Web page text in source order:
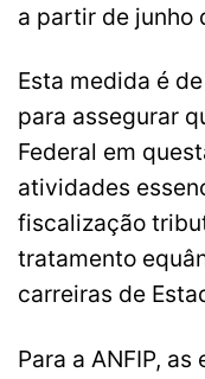
a partir de junho
Esta medida é
para assegurar
Federal em
atividades
fiscalização
tratamento
carreiras de
Para a ANFIP,